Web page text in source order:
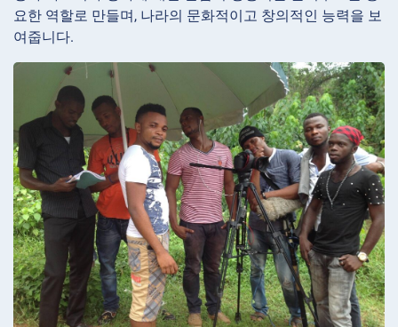
요한 역할로 만들며, 나라의 문화적이고 창의적인 능력을 보
여줍니다.